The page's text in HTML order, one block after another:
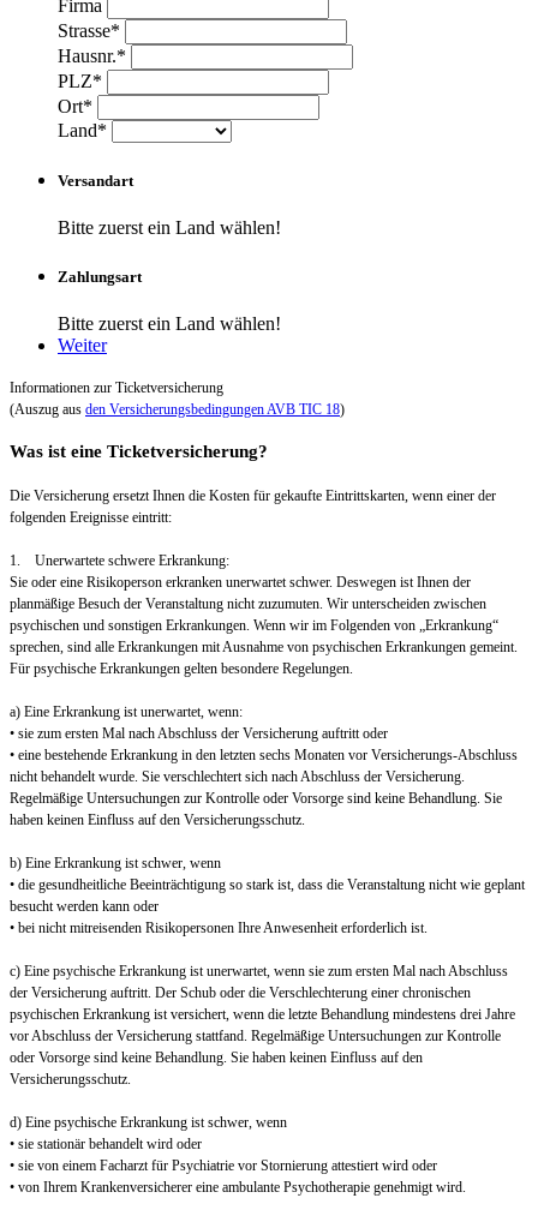
Firma
Strasse*
Hausnr.*
PLZ*
Ort*
Land*
Versandart
Bitte zuerst ein Land wählen!
Zahlungsart
Bitte zuerst ein Land wählen!
Weiter
Informationen zur Ticketversicherung
(Auszug aus den Versicherungsbedingungen AVB TIC 18)
Was ist eine Ticketversicherung?
Die Versicherung ersetzt Ihnen die Kosten für gekaufte Eintrittskarten, wenn einer der
folgenden Ereignisse eintritt:
1. Unerwartete schwere Erkrankung:
Sie oder eine Risikoperson erkranken unerwartet schwer. Deswegen ist Ihnen der
planmäßige Besuch der Veranstaltung nicht zuzumuten. Wir unterscheiden zwischen
psychischen und sonstigen Erkrankungen. Wenn wir im Folgenden von „Erkrankung“
sprechen, sind alle Erkrankungen mit Ausnahme von psychischen Erkrankungen gemeint.
Für psychische Erkrankungen gelten besondere Regelungen.
a) Eine Erkrankung ist unerwartet, wenn:
• sie zum ersten Mal nach Abschluss der Versicherung auftritt oder
• eine bestehende Erkrankung in den letzten sechs Monaten vor Versicherungs-Abschluss
nicht behandelt wurde. Sie verschlechtert sich nach Abschluss der Versicherung.
Regelmäßige Untersuchungen zur Kontrolle oder Vorsorge sind keine Behandlung. Sie
haben keinen Einfluss auf den Versicherungsschutz.
b) Eine Erkrankung ist schwer, wenn
• die gesundheitliche Beeinträchtigung so stark ist, dass die Veranstaltung nicht wie geplant
besucht werden kann oder
• bei nicht mitreisenden Risikopersonen Ihre Anwesenheit erforderlich ist.
c) Eine psychische Erkrankung ist unerwartet, wenn sie zum ersten Mal nach Abschluss
der Versicherung auftritt. Der Schub oder die Verschlechterung einer chronischen
psychischen Erkrankung ist versichert, wenn die letzte Behandlung mindestens drei Jahre
vor Abschluss der Versicherung stattfand. Regelmäßige Untersuchungen zur Kontrolle
oder Vorsorge sind keine Behandlung. Sie haben keinen Einfluss auf den
Versicherungsschutz.
d) Eine psychische Erkrankung ist schwer, wenn
• sie stationär behandelt wird oder
• sie von einem Facharzt für Psychiatrie vor Stornierung attestiert wird oder
• von Ihrem Krankenversicherer eine ambulante Psychotherapie genehmigt wird.